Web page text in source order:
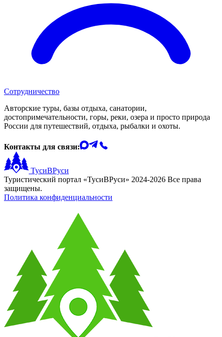
Сотрудничество
Авторские туры, базы отдыха, санатории,
достопримечательности, горы, реки, озера и просто природа
России для путешествий, отдыха, рыбалки и охоты.
Контакты для связи:
ТусиВРуси
Туристический портал «ТусиВРуси» 2024-2026 Все права
защищены.
Политика конфиденциальности